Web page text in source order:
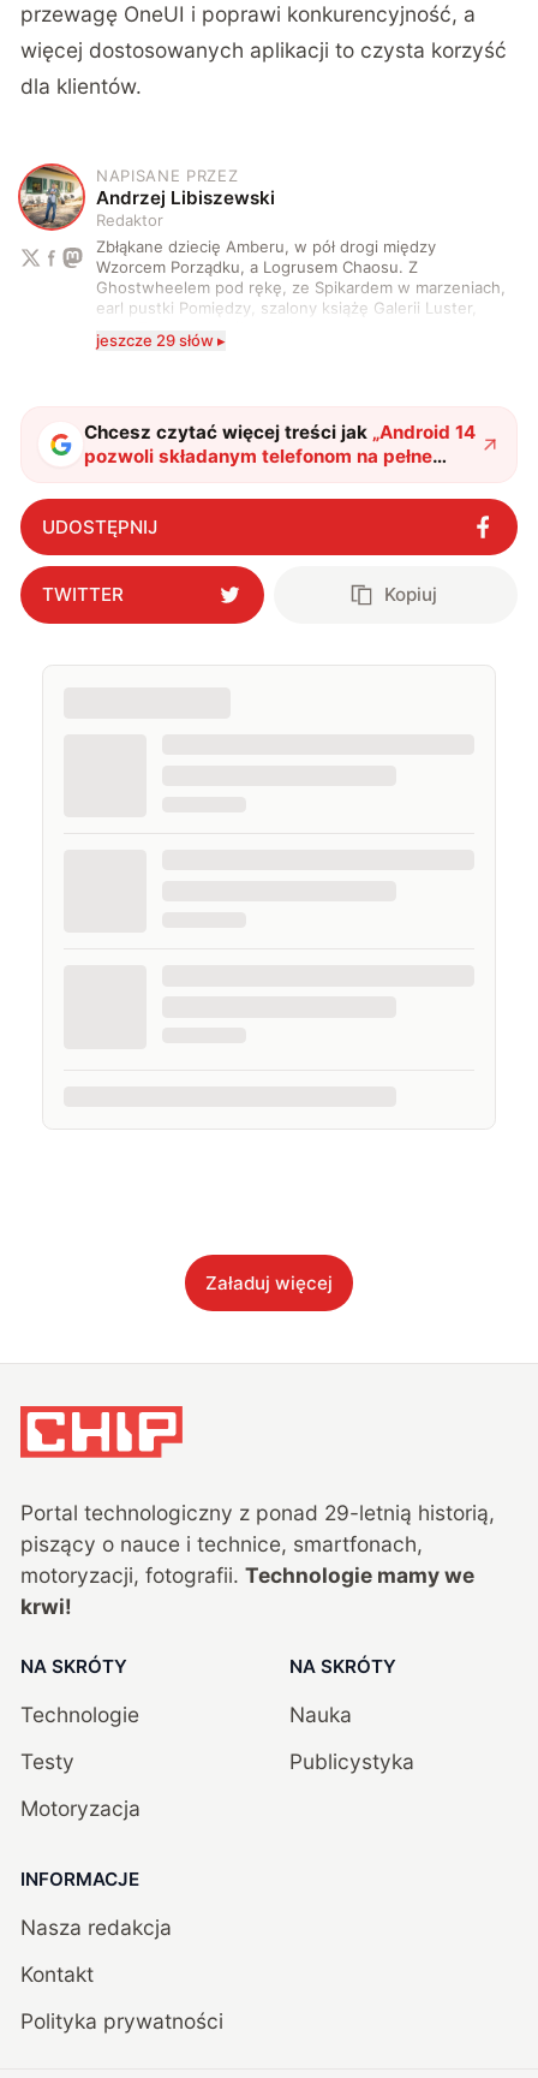
przewagę OneUI i poprawi konkurencyjność, a
więcej dostosowanych aplikacji to czysta korzyść
dla klientów.
A
NAPISANE PRZEZ
Andrzej Libiszewski
Redaktor
Zbłąkane dziecię Amberu, w pół drogi między
Wzorcem Porządku, a Logrusem Chaosu. Z
Ghostwheelem pod rękę, ze Spikardem w marzeniach,
earl pustki Pomiędzy, szalony książę Galerii Luster,
serio? Pisaniem o szeroko pojętej technice o zajmuję
i gram w gry :)
jeszcze 29 słów ▸
Chcesz czytać więcej treści jak „Android 14
pozwoli składanym telefonom na pełne
wykorzystanie potencjału"?
UDOSTĘPNIJ
TWITTER Kopiuj
Załaduj więcej
Portal technologiczny z ponad 29-letnią historią,
piszący o nauce i technice, smartfonach,
motoryzacji, fotografii. Technologie mamy we
krwi!
NA SKRÓTY
Technologie
Testy
Motoryzacja
NA SKRÓTY
Nauka
Publicystyka
INFORMACJE
Nasza redakcja
Kontakt
Polityka prywatności